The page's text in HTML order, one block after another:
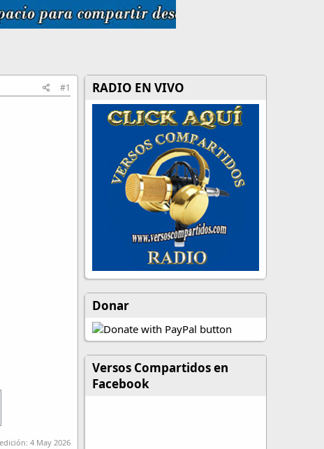
#1
4 May 2026
RADIO EN VIVO
Donar
Versos Compartidos en
Facebook